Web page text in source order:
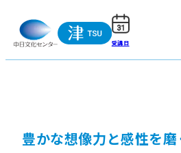
受講日
豊かな想像力と感性を